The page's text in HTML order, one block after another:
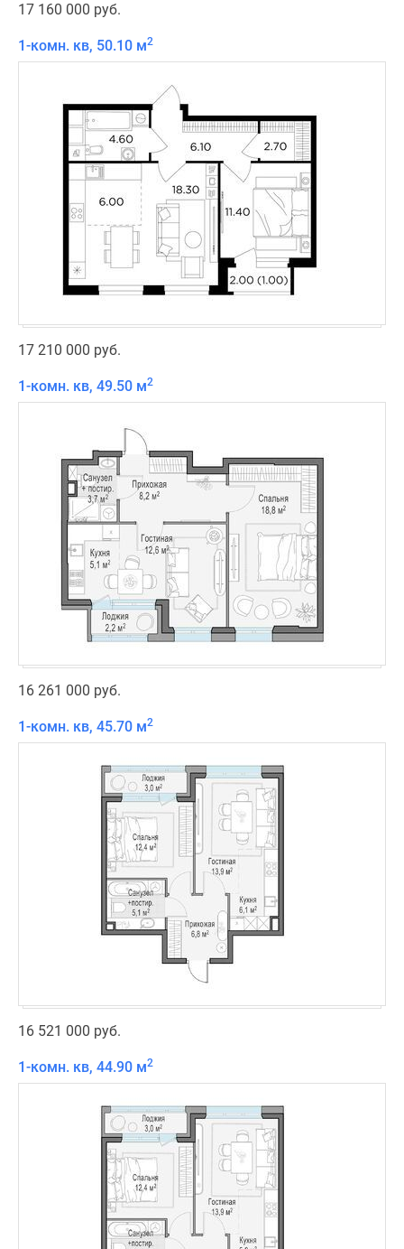
17 160 000 руб.
1-комн. кв, 50.10 м2
17 210 000 руб.
1-комн. кв, 49.50 м2
16 261 000 руб.
1-комн. кв, 45.70 м2
16 521 000 руб.
1-комн. кв, 44.90 м2